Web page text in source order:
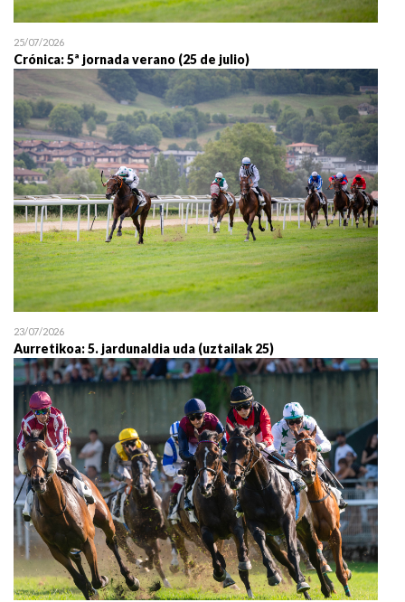
25/07/2026
Crónica: 5ª jornada verano (25 de julio)
23/07/2026
Aurretikoa: 5. jardunaldia uda (uztailak 25)